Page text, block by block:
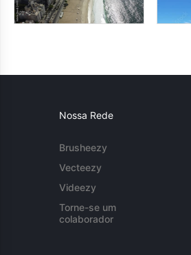
Nossa Rede
Brusheezy
Vecteezy
Videezy
Torne-se um
colaborador